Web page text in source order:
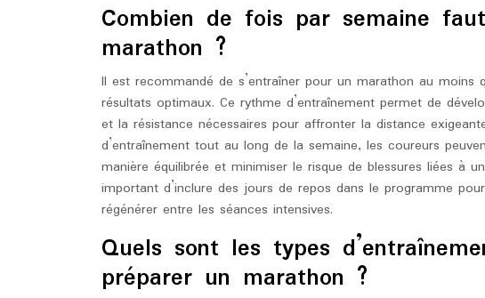
Combien de fois par semaine
marathon ?
Il est recommandé de s’entraîner pour un marathon au
résultats optimaux. Ce rythme d’entraînement permet de
et la résistance nécessaires pour affronter la distance
d’entraînement tout au long de la semaine, les coureurs
manière équilibrée et minimiser le risque de blessures liées à
important d’inclure des jours de repos dans le programme
régénérer entre les séances intensives.
Quels sont les types
préparer un marathon ?